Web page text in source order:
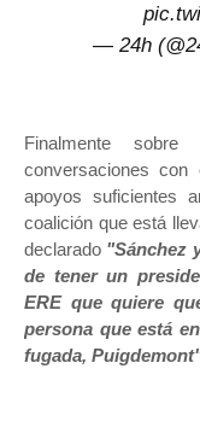
— 24h
Finalmente
conversaciones
apoyos suficientes
coalición que está
declarado "Sánchez
de tener un
ERE que quiere
persona que está
fugada,